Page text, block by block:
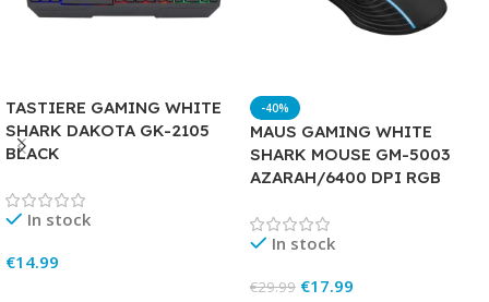
TASTIERE GAMING WHITE
SHARK DAKOTA GK-2105
BLACK
In stock
€14.99
-40%
MAUS GAMING WHITE
SHARK MOUSE GM-5003
AZARAH/6400 DPI RGB
In stock
€29.99 €17.99